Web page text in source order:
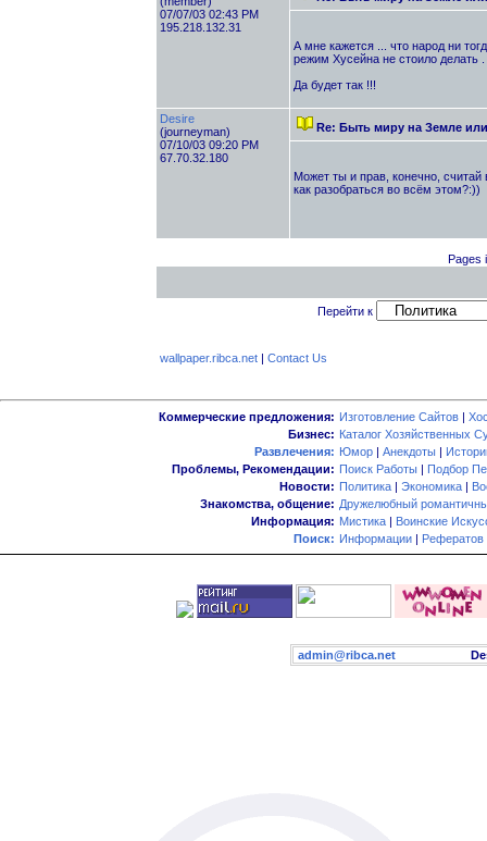
07/07/03 02:43 PM
195.218.132.31
А мне кажется ... что народ ни
режим Хусейна не стоило делать
Да будет так !!!
Desire
(journeyman)
07/10/03 09:20 PM
67.70.32.180
Re: Быть миру на Земле
Может ты и прав, конечно,
как разобраться во всём этом?:))
Pages
Перейти к
wallpaper.ribca.net| Contact Us
Коммерческие предложения: Изготовление Сайтов |
Бизнес: Каталог Хозяйственных
Развлечения: Юмор | Анекдоты |
Проблемы, Рекомендации: Поиск Работы | Подбор
Новости: Политика | Экономика |
Знакомства, общение: Дружелюбный
Информация: Мистика | Воинские
Поиск: Информации | Рефератов
admin@ribca.net